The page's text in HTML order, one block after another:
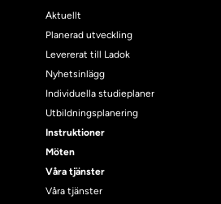
Aktuellt
Planerad utveckling
Levererat till Ladok
Nyhetsinlägg
Individuella studieplaner
Utbildningsplanering
Instruktioner
Möten
Våra tjänster
Våra tjänster